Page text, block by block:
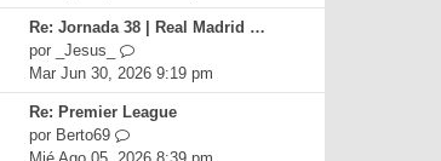
r
ú
l
t
o
Re: Jornada 38 | Real Madrid …
por
_Jesus_
V
e
r
ú
Mar Jun 30, 2026 9:19 pm
Re: Premier League
por Berto69
V
e